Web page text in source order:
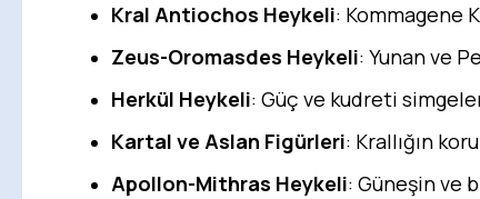
Kral Antiochos Heykeli: Kommagene
Zeus-Oromasdes Heykeli: Yunan ve
Herkül Heykeli: Güç ve kudreti
Kartal ve Aslan Figürleri: Krallığın
Apollon-Mithras Heykeli: Güneşin ve